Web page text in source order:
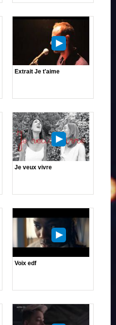
Extrait Je t'aime
Je veux vivre
Voix edf